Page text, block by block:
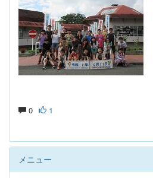
0 1
メニュー